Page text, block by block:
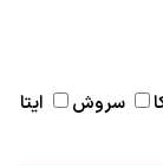
سروش ایتا